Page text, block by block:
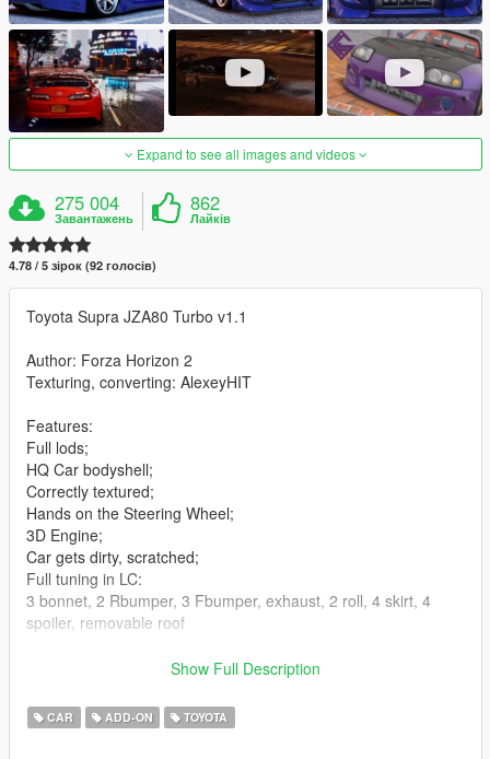
Expand to see all images and videos
275 004
Завантажень
862
Лайків
4.78 / 5 зірок (92 голосів)
Toyota Supra JZA80 Turbo v1.1
Author: Forza Horizon 2
Texturing, converting: AlexeyHIT
Features:
Full lods;
HQ Car bodyshell;
Correctly textured;
Hands on the Steering Wheel;
3D Engine;
Car gets dirty, scratched;
Full tuning in LC:
3 bonnet, 2 Rbumper, 3 Fbumper, exhaust, 2 roll, 4 skirt, 4
spoiler, removable roof
Add ADD-ON
v1.2:
Show Full Description
CAR ADD-ON TOYOTA